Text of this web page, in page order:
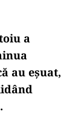
a
au eșuat,